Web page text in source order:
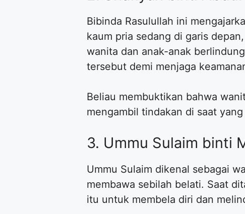
​Bibinda Rasulullah ini
kaum pria sedang di garis
wanita dan anak-anak
tersebut demi menjaga
​Beliau membuktikan bahwa
mengambil tindakan di saat
​3. Ummu Sulaim binti
​Ummu Sulaim dikenal sebagai
membawa sebilah belati. Saat
itu untuk membela diri dan